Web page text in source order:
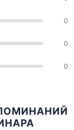
0
0
0